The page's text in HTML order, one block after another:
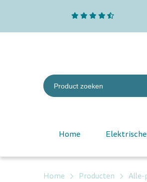
Home
Home Producten Alle-